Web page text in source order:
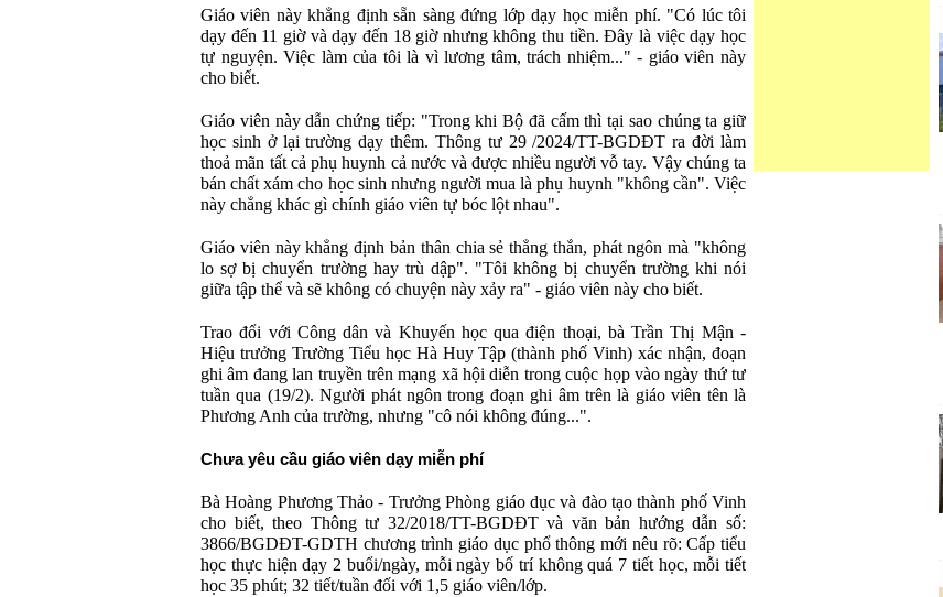
Giáo viên này khẳng định sẵn sàng đứng lớp dạy học miễn phí. "Có lúc tôi
dạy đến 11 giờ và dạy đến 18 giờ nhưng không thu tiền. Đây là việc dạy học
tự nguyện. Việc làm của tôi là vì lương tâm, trách nhiệm..." - giáo viên này
cho biết.
Giáo viên này dẫn chứng tiếp: "Trong khi Bộ đã cấm thì tại sao chúng ta giữ
học sinh ở lại trường dạy thêm. Thông tư 29 /2024/TT-BGDĐT ra đời làm
thoả mãn tất cả phụ huynh cả nước và được nhiều người vỗ tay. Vậy chúng ta
bán chất xám cho học sinh nhưng người mua là phụ huynh "không cần". Việc
này chẳng khác gì chính giáo viên tự bóc lột nhau".
Giáo viên này khẳng định bản thân chia sẻ thẳng thắn, phát ngôn mà "không
lo sợ bị chuyển trường hay trù dập". "Tôi không bị chuyển trường khi nói
giữa tập thể và sẽ không có chuyện này xảy ra" - giáo viên này cho biết.
Trao đổi với Công dân và Khuyến học qua điện thoại, bà Trần Thị Mận -
Hiệu trưởng Trường Tiểu học Hà Huy Tập (thành phố Vinh) xác nhận, đoạn
ghi âm đang lan truyền trên mạng xã hội diễn trong cuộc họp vào ngày thứ tư
tuần qua (19/2). Người phát ngôn trong đoạn ghi âm trên là giáo viên tên là
Phương Anh của trường, nhưng "cô nói không đúng...".
Chưa yêu cầu giáo viên dạy miễn phí
Bà Hoàng Phương Thảo - Trưởng Phòng giáo dục và đào tạo thành phố Vinh
cho biết, theo Thông tư 32/2018/TT-BGDĐT và văn bản hướng dẫn số:
3866/BGDĐT-GDTH chương trình giáo dục phổ thông mới nêu rõ: Cấp tiểu
học thực hiện dạy 2 buổi/ngày, mỗi ngày bố trí không quá 7 tiết học, mỗi tiết
học 35 phút; 32 tiết/tuần đối với 1,5 giáo viên/lớp.